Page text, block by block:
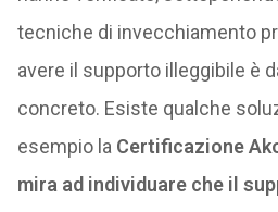
tecniche di invecchiamento
avere il supporto illeggibile è
concreto. Esiste qualche
esempio la Certificazione
mira ad individuare che il